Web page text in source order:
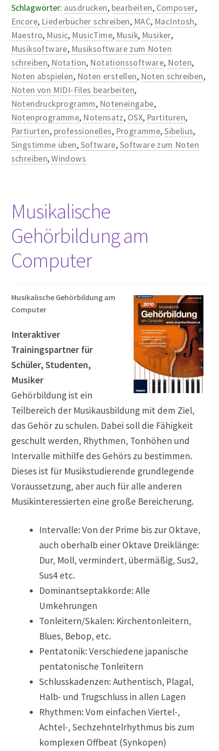
Schlagwörter: ausdrucken, bearbeiten, Composer,
Encore, Liederbücher schreiben, MAC, MacIntosh,
Maestro, Music, MusicTime, Musik, Musiker,
Musiksoftware, Musiksoftware zum Noten
schreiben, Notation, Notationssoftware, Noten,
Noten abspielen, Noten erstellen, Noten schreiben,
Noten von MIDI-Files bearbeiten,
Notendruckprogramm, Noteneingabe,
Notenprogramme, Notensatz, OSX, Partituren,
Partiurten, professionelles, Programme,Sibelius,
Singstimme üben,Software,Software zum Noten
schreiben,Windows
Musikalische
Gehörbildung am
Computer
Musikalische Gehörbildung am
Computer
Interaktiver
Trainingspartner für
Schüler, Studenten,
Musiker
Gehörbildung ist ein
Teilbereich der Musikausbildung mit dem Ziel,
das Gehör zu schulen. Dabei soll die Fähigkeit
geschult werden, Rhythmen, Tonhöhen und
Intervalle mithilfe des Gehörs zu bestimmen.
Dieses ist für Musikstudierende grundlegende
Voraussetzung, aber auch für alle anderen
Musikinteressierten eine große Bereicherung.
Intervalle: Von der Prime bis zur Oktave,
auch oberhalb einer Oktave Dreiklänge:
Dur, Moll, vermindert, übermäßig, Sus2,
Sus4 etc.
Dominantseptakkorde: Alle
Umkehrungen
Tonleitern/Skalen: Kirchentonleitern,
Blues, Bebop, etc.
Pentatonik: Verschiedene japanische
pentatonische Tonleitern
Schlusskadenzen: Authentisch, Plagal,
Halb- und Trugschluss in allen Lagen
Rhythmen: Vom einfachen Viertel-,
Achtel-, Sechzehntelrhythmus bis zum
komplexen Offbeat (Synkopen)